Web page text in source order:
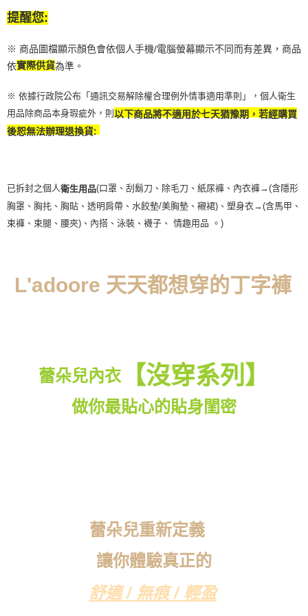
提醒您:
※ 商品圖檔顯示顏色會依個人手機/電腦螢幕顯示不同而有差異，商品
依實際供貨為準。
※ 依據行政院公布「通訊交易解除權合理例外情事適用準則」，個人衛生
用品除商品本身瑕疵外，則以下商品將不適用於七天猶豫期，若經購買
後恕無法辦理退換貨:
已拆封之個人衛生用品(口罩、刮鬍刀、除毛刀、紙尿褲、內衣褲→(含隱形
胸罩、胸扥、胸貼、透明肩帶、水餃墊/美胸墊、襯裙)、塑身衣→(含馬甲、
束褲、束腿、腰夾) 、內搭、泳裝、襪子、 情趣用品 。)
L'adoore 天天都想穿的丁字褲
蕾朵兒內衣【沒穿系列】
做你最貼心的貼身閨密
蕾朵兒重新定義
讓你體驗真正的
舒適 / 無痕 / 輕盈